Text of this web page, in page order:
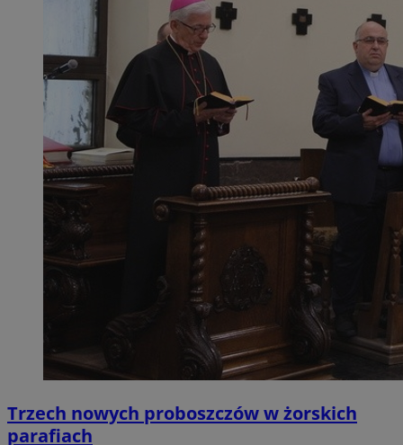
Trzech nowych proboszczów w żorskich
parafiach